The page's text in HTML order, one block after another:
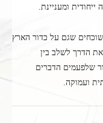
ומעניינת.
שגם על כדור הארץ
הדרך לשלב בין
שלפעמים הדברים
ועמוקה.